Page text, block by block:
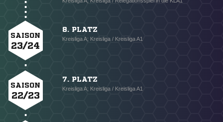
SAISON
23/24
8. PLATZ
Kreisliga A; Kreisliga / Kreisliga A1
SAISON
22/23
7. PLATZ
Kreisliga A; Kreisliga / Kreisliga A1